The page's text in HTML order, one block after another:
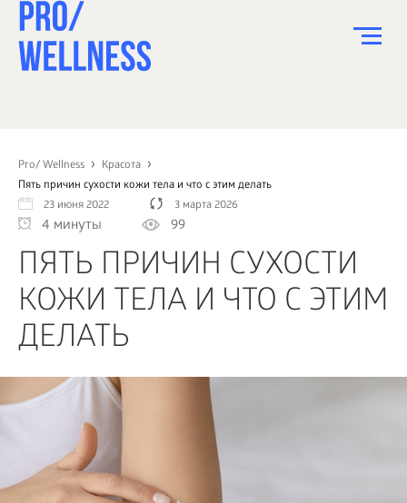
Pro/ Wellness
Красота
Пять причин сухости кожи тела и что с этим делать
23 июня 2022
3 марта 2026
4 минуты 99
ПЯТЬ ПРИЧИН СУХОСТИ
КОЖИ ТЕЛА И ЧТО С ЭТИМ
ДЕЛАТЬ
СПОРТ
ЗДОРОВЬЕ
КРАСОТА
ПСИХОЛОГИЯ
ДЕТИ
ДОМ
КАК?